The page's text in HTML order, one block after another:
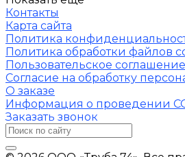
Контакты
Карта сайта
Политика
Политика обработки файлов
Пользовательское соглашение
Согласие на обработку
О заказе
Информация о проведении
Заказать звонок